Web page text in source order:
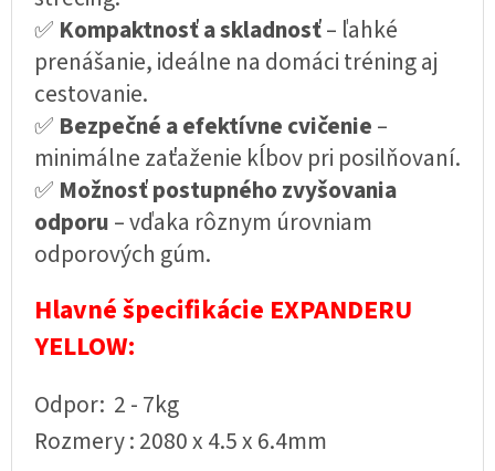
✅ Kompaktnosť a skladnosť– ľahké
prenášanie, ideálne na domáci tréning aj
cestovanie.
✅ Bezpečné a efektívne cvičenie–
minimálne zaťaženie kĺbov pri posilňovaní.
✅ Možnosť postupného zvyšovania
odporu– vďaka rôznym úrovniam
odporových gúm.
Hlavné špecifikácie EXPANDERU
YELLOW:
Odpor: 2 - 7kg
Rozmery : 2080 x 4.5 x 6.4mm